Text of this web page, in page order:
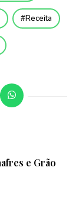
Receita
e Grão